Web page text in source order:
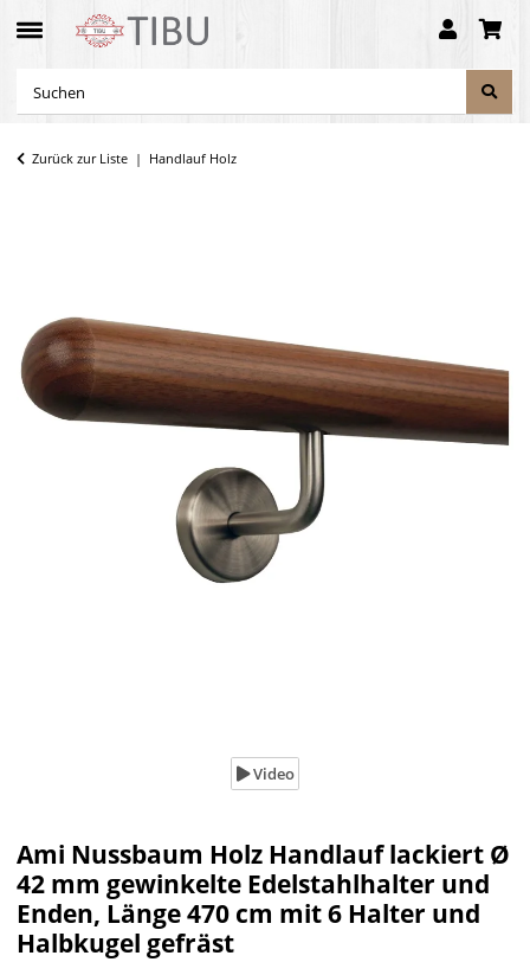
Zurück zur Liste Handlauf Holz
Video
Ami Nussbaum Holz Handlauf lackiert Ø
42 mm gewinkelte Edelstahlhalter und
Enden, Länge 470 cm mit 6 Halter und
Halbkugel gefräst